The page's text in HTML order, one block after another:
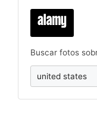
Buscar fotos